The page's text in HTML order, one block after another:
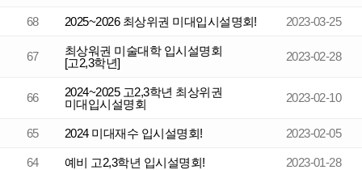
68 2025~2026 최상위권 미대입시설명회! 2023-03-25
67
최상워권 미술대학 입시설명회
[고2,3학년]
2023-02-28
66
2024~2025 고2,3학년 최상위권
미대입시설명회
2023-02-10
65 2024 미대재수 입시설명회! 2023-02-05
64 예비 고2,3학년 입시설명회! 2023-01-28